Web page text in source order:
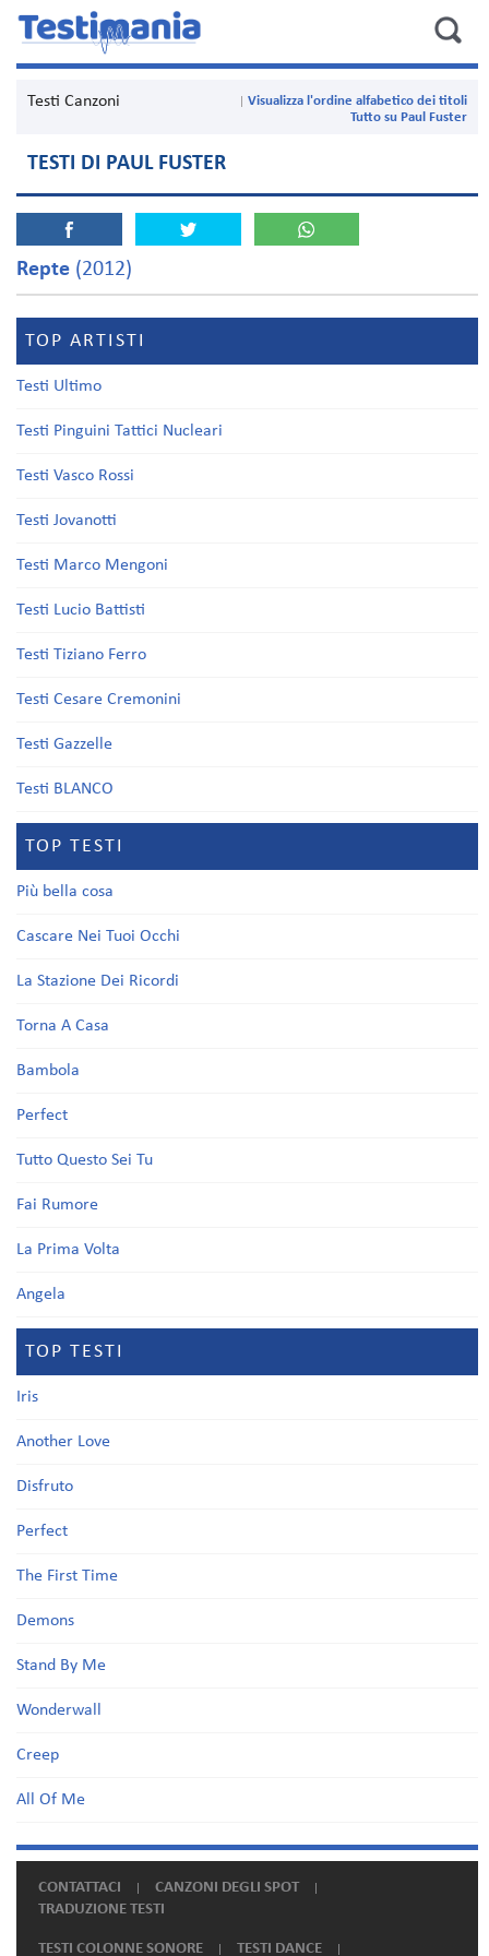
Testi Canzoni
Visualizza l'ordine alfabetico dei titoli
Tutto su Paul Fuster
TESTI DI PAUL FUSTER
Repte (2012)
TOP ARTISTI
Testi Ultimo
Testi Pinguini Tattici Nucleari
Testi Vasco Rossi
Testi Jovanotti
Testi Marco Mengoni
Testi Lucio Battisti
Testi Tiziano Ferro
Testi Cesare Cremonini
Testi Gazzelle
Testi BLANCO
TOP TESTI
Più bella cosa
Cascare Nei Tuoi Occhi
La Stazione Dei Ricordi
Torna A Casa
Bambola
Perfect
Tutto Questo Sei Tu
Fai Rumore
La Prima Volta
Angela
TOP TESTI
Iris
Another Love
Disfruto
Perfect
The First Time
Demons
Stand By Me
Wonderwall
Creep
All Of Me
CONTATTACI
CANZONI DEGLI SPOT
TRADUZIONE TESTI
TESTI COLONNE SONORE TESTI DANCE